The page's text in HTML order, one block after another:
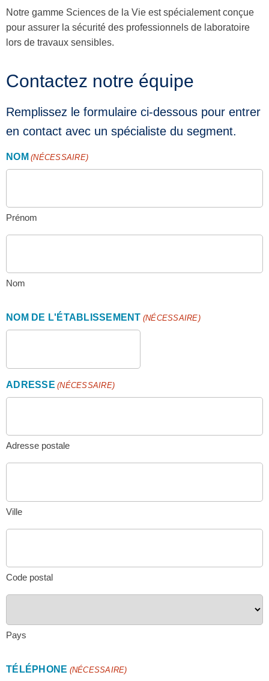
Notre gamme Sciences de la Vie est spécialement conçue
pour assurer la sécurité des professionnels de laboratoire
lors de travaux sensibles.
Contactez notre équipe
Remplissez le formulaire ci-dessous pour entrer
en contact avec un spécialiste du segment.
NOM (NÉCESSAIRE)
Prénom
Nom
NOM DE L'ÉTABLISSEMENT (NÉCESSAIRE)
ADRESSE (NÉCESSAIRE)
Adresse postale
Ville
Code postal
Pays
TÉLÉPHONE (NÉCESSAIRE)